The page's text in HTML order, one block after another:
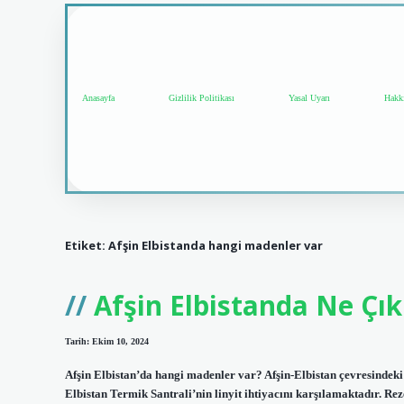
Anasayfa Gizlilik Politikası Yasal Uyarı
Etiket: Afşin Elbistanda hangi madenler var
Afşin Elbistanda Ne
Tarih: Ekim 10, 2024
Afşin Elbistan’da hangi madenler var? Afşin-Elbistan
Elbistan Termik Santrali’nin linyit ihtiyacını karşılamaktadır.